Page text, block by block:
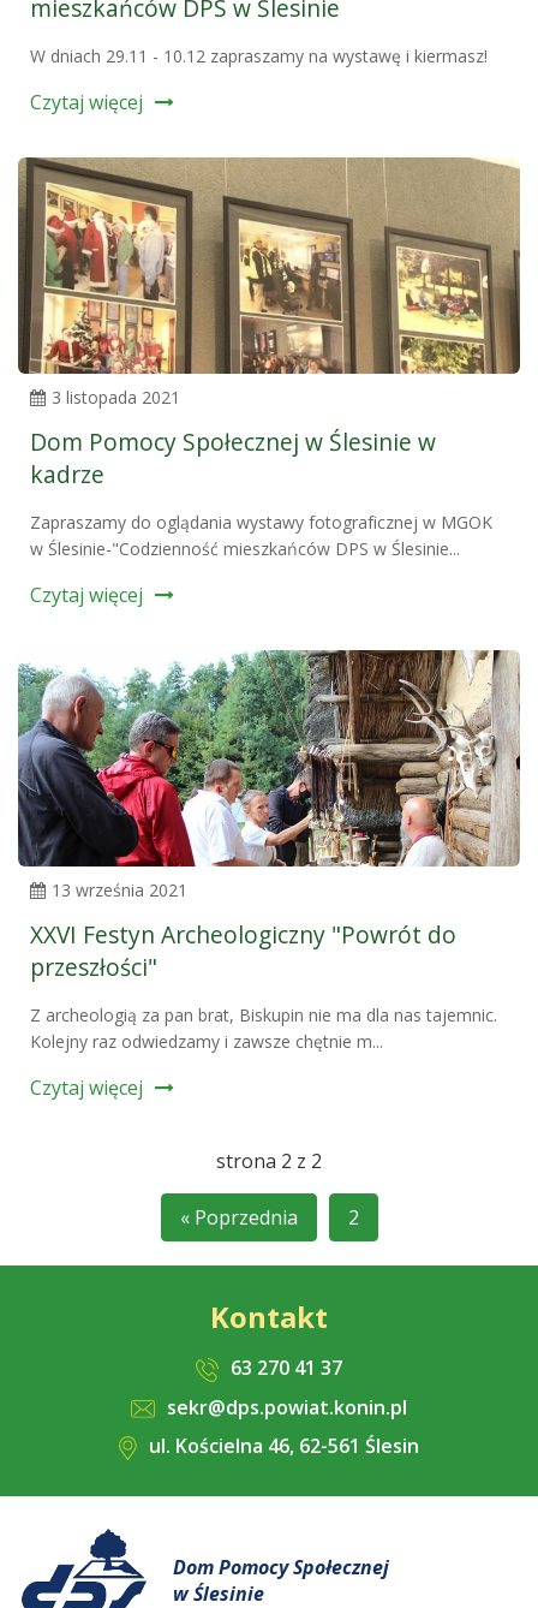
mieszkańców DPS w Ślesinie
W dniach 29.11 - 10.12 zapraszamy na wystawę i kiermasz!
Czytaj więcej
3 listopada 2021
Dom Pomocy Społecznej w Ślesinie w
kadrze
Zapraszamy do oglądania wystawy fotograficznej w MGOK
w Ślesinie-"Codzienność mieszkańców DPS w Ślesinie...
Czytaj więcej
13 września 2021
XXVI Festyn Archeologiczny "Powrót do
przeszłości"
Z archeologią za pan brat, Biskupin nie ma dla nas tajemnic.
Kolejny raz odwiedzamy i zawsze chętnie m...
Czytaj więcej
strona 2 z 2
« Poprzednia 2
Kontakt
63 270 41 37
sekr@dps.powiat.konin.pl
ul. Kościelna 46, 62-561 Ślesin
Dom Pomocy Społecznej
w Ślesinie